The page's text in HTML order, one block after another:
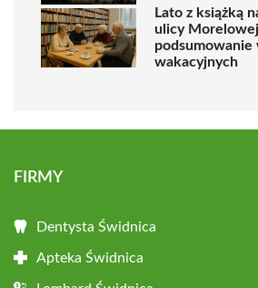
Lato z książką
ulicy
podsumowanie
wakacyjnych
FIRMY
Dentysta Świdnica
Apteka Świdnica